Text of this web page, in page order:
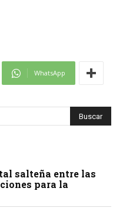
WhatsApp
salteña entre las
para la